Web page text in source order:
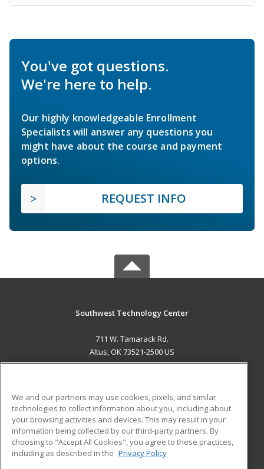
You've got questions.
We're here to help.
Our highly knowledgeable Enrollment
Specialists will answer any questions you
might have about the course and payment
options.
REQUEST INFO
Southwest Technology Center
711 W. Tamarack Rd.
Altus, OK 73521-2500 US
ADDITIONAL RESOURCES
Military
Financial Assistance
Help
Student Blog
We and our partners may use cookies, pixels, and similar
technologies to collect information about you, including about
your browsing activities and devices. This may result in your
information being collected by our third-party partners. By
choosing to "Accept All Cookies", you agree to these practices,
including as described in the Privacy Policy